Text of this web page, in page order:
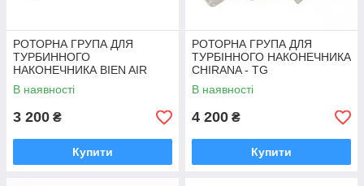
РОТОРНА ГРУПА ДЛЯ
ТУРБИННОГО
НАКОНЕЧНИКА BIEN AIR
BlackPear X66
В наявності
3 200 ₴
Купити
РОТОРНА ГРУПА ДЛЯ
ТУРБІННОГО НАКОНЕЧНИКА
CHIRANA - TG
В наявності
4 200 ₴
Купити